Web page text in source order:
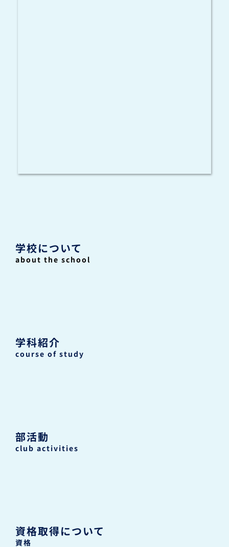
学校について
about the school
学科紹介
course of study
部活動
club activities
資格取得について
資格